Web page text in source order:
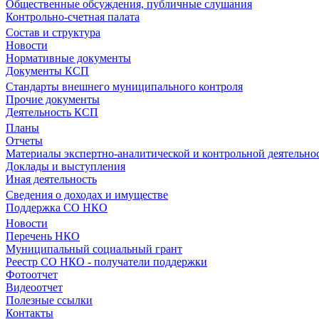
Общественные обсуждения, публичные слушания
Контрольно-счетная палата
Состав и структура
Новости
Нормативные документы
Документы КСП
Стандарты внешнего муниципального контроля
Прочие документы
Деятельность КСП
Планы
Отчеты
Материалы экспертно-аналитической и контрольной
Доклады и выступления
Иная деятельность
Сведения о доходах и имуществе
Поддержка СО НКО
Новости
Перечень НКО
Муниципальный социальный грант
Реестр СО НКО - получатели поддержки
Фотоотчет
Видеоотчет
Полезные ссылки
Контакты